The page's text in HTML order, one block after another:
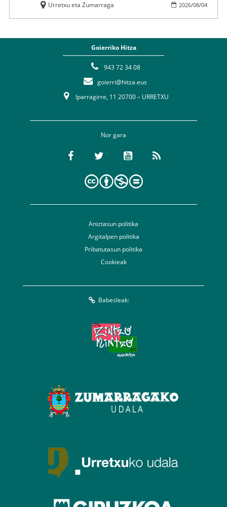
2026/08/04
Urretxu eta Zumarraga
Goierriko Hitza
943 72 34 08
goierri@hitza.eus
Iparragirre, 11 20700 – URRETXU
Nor gara
Aniztasun politika
Argitalpen politika
Pribatutasun politika
Cookieak
Babesleak: